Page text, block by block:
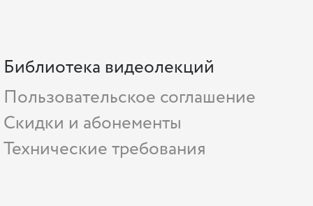
Библиотека видеолекций
Пользовательское соглашение
Скидки и абонементы
Технические требования